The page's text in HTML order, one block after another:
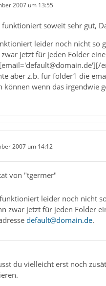
2007 um 13:55
funktioniert soweit sehr gut,
leider noch nicht so
zwar jetzt für jeden Folder
aber z.b. für folder1 die
können wenn das irgendwie
2007 um 14:12
von "tgermer"
leider noch nicht
zwar jetzt für jeden Folder
default@domain.de.
du vielleicht erst noch